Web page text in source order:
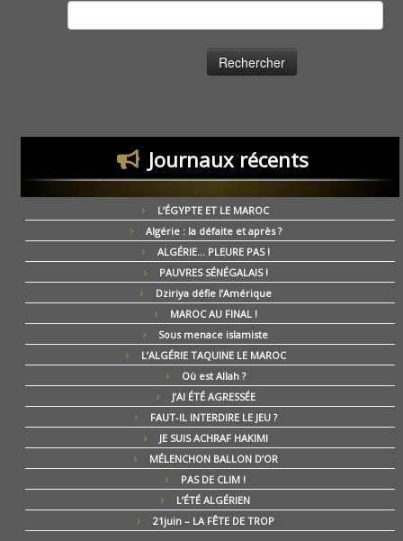
Journaux récents
L’ÉGYPTE ET LE MAROC
Algérie : la défaite et après ?
ALGÉRIE… PLEURE PAS !
PAUVRES SÉNÉGALAIS !
Dziriya défie l’Amérique
MAROC AU FINAL !
Sous menace islamiste
L’ALGÉRIE TAQUINE LE MAROC
Où est Allah ?
J’AI ÉTÉ AGRESSÉE
FAUT-IL INTERDIRE LE JEU ?
JE SUIS ACHRAF HAKIMI
MÉLENCHON BALLON D’OR
PAS DE CLIM !
L’ÉTÉ ALGÉRIEN
21juin – LA FÊTE DE TROP